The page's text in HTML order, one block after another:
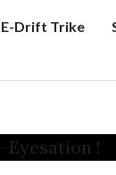
E-Drift Trike